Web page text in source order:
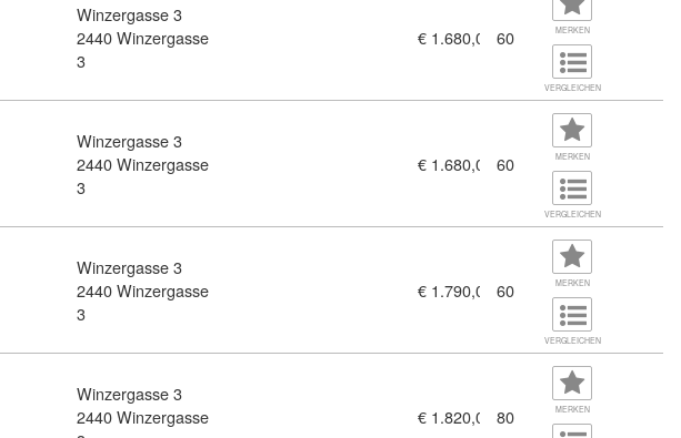
ins Berufsleben für Büro, Verkauf Vertrieb mit zertifizierten Basiskompitenzen
Winzergasse 3
2440 Winzergasse
3
€ 1.680,00 60 MERKEN
VERGLEICHEN
für Schulabgänger, Lehrlinge Büro,Vertrieb, Verkauf (11436365)
Winzergasse 3
2440 Winzergasse
3
€ 1.680,00 60 MERKEN
VERGLEICHEN
Winzergasse 3
2440 Winzergasse
3
€ 1.790,00 60 MERKEN
VERGLEICHEN
Winzergasse 3
2440 Winzergasse
€ 1.820,00 80 MERKEN